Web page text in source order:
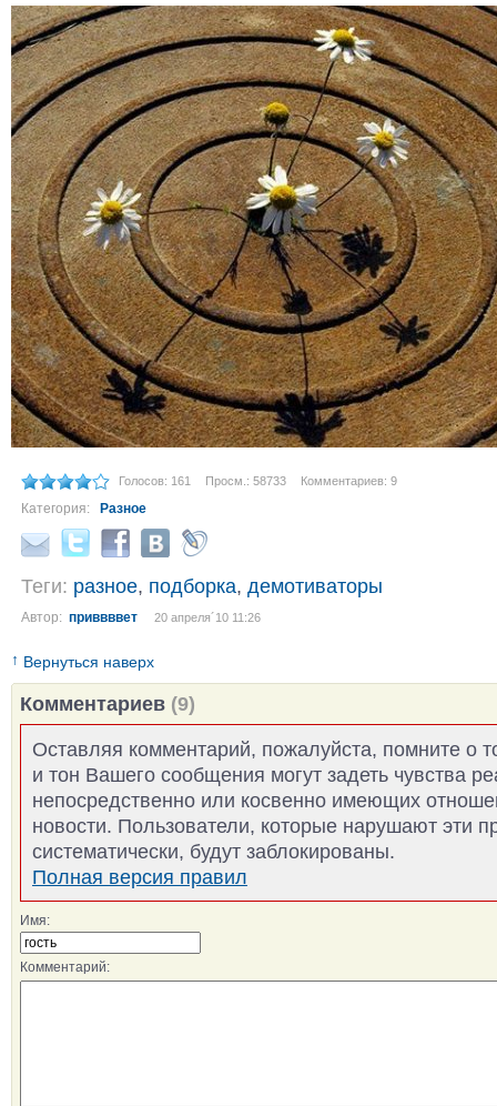
Голосов: 161 Просм.: 58733 Комментариев: 9
Категория: Разное
Теги: разное, подборка, демотиваторы
Автор: приввввет 20 апреля´10 11:26
↑ Вернуться наверх
Комментариев (9)
Оставляя комментарий, пожалуйста, помните о
и тон Вашего сообщения могут задеть чувства
непосредственно или косвенно имеющих
новости. Пользователи, которые нарушают эти
систематически, будут заблокированы.
Полная версия правил
Имя:
Комментарий: